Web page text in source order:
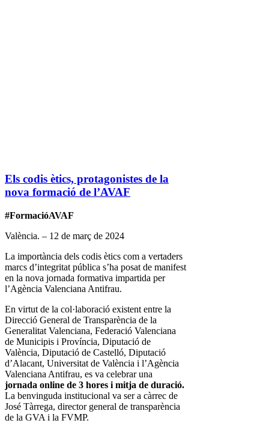
Els codis ètics, protagonistes de la
nova formació de l’AVAF
#FormacióAVAF
València. – 12 de març de 2024
La importància dels codis ètics com a vertaders
marcs d’integritat pública s’ha posat de manifest
en la nova jornada formativa impartida per
l’Agència Valenciana Antifrau.
En virtut de la col·laboració existent entre la
Direcció General de Transparència de la
Generalitat Valenciana, Federació Valenciana
de Municipis i Província, Diputació de
València, Diputació de Castelló, Diputació
d’Alacant, Universitat de València i l’Agència
Valenciana Antifrau, es va celebrar una
jornada online de 3 hores i mitja de duració.
La benvinguda institucional va ser a càrrec de
José Tàrrega, director general de transparència
de la GVA i la FVMP.